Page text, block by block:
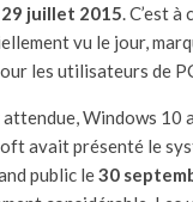
29 juillet 2015. C’est
vu le jour,
les utilisateurs de
Windows 10
avait présenté le
public le30